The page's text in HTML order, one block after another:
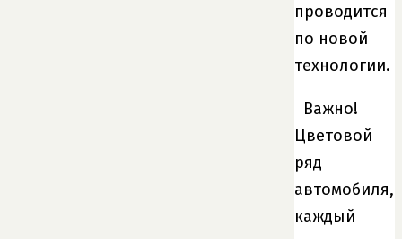
проводится
по новой
технологии.
Важно!
Цветовой
ряд
автомобиля,
каждый